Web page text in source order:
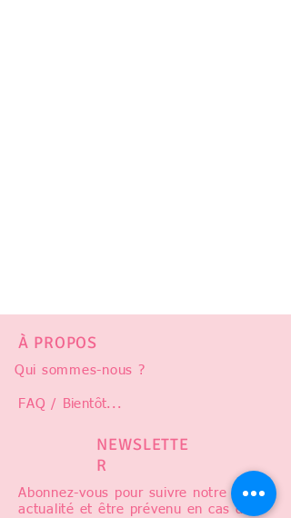
À PROPOS
Qui sommes-nous ?
FAQ / Bientôt...
NEWSLETTE
R
Abonnez-vous pour suivre notre
actualité et être prévenu en cas de